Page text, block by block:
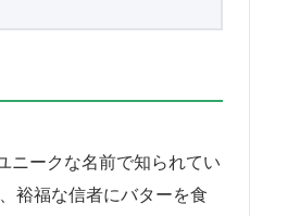
ニークな名前で知られてい
裕福な信者にバターを食